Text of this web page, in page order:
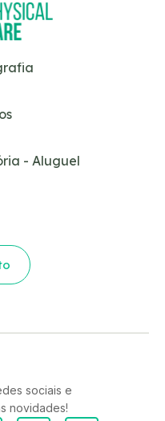
- Aluguel
sociais e
novidades!